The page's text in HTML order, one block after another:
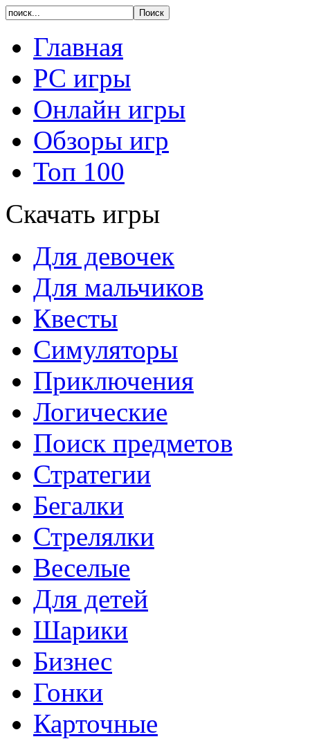
Главная
PC игры
Онлайн игры
Обзоры игр
Топ 100
Скачать игры
Для девочек
Для мальчиков
Квесты
Симуляторы
Приключения
Логические
Поиск предметов
Стратегии
Бегалки
Стрелялки
Веселые
Для детей
Шарики
Бизнес
Гонки
Карточные